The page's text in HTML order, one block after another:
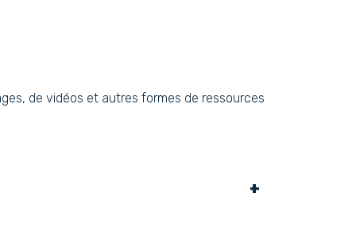
de vidéos et autres formes de ressources
+